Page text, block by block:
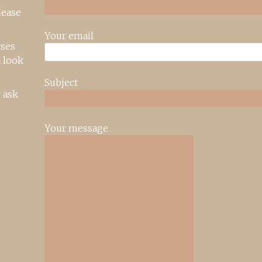
look
ask
Your email
Subject
Your message